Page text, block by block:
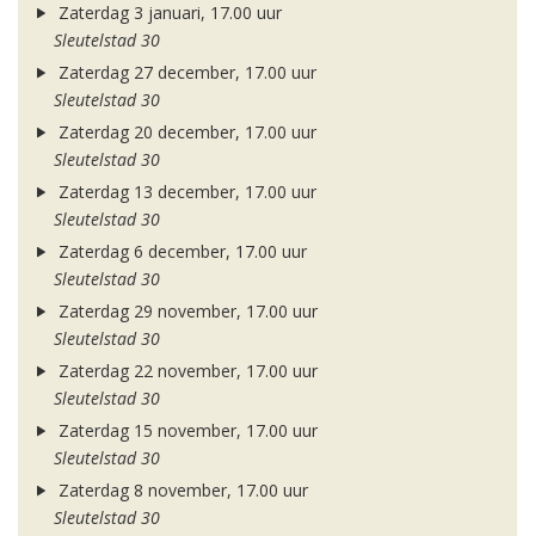
Zaterdag 3 januari, 17.00 uur
Sleutelstad 30
Zaterdag 27 december, 17.00 uur
Sleutelstad 30
Zaterdag 20 december, 17.00 uur
Sleutelstad 30
Zaterdag 13 december, 17.00 uur
Sleutelstad 30
Zaterdag 6 december, 17.00 uur
Sleutelstad 30
Zaterdag 29 november, 17.00 uur
Sleutelstad 30
Zaterdag 22 november, 17.00 uur
Sleutelstad 30
Zaterdag 15 november, 17.00 uur
Sleutelstad 30
Zaterdag 8 november, 17.00 uur
Sleutelstad 30